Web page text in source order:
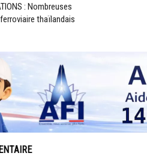
: Nombreuses
thaïlandais